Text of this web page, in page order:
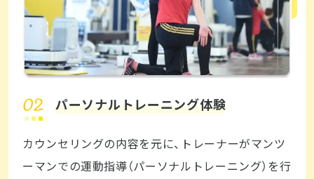
パーソナルトレーニング体験
カウンセリングの内容を元に、トレーナーがマンツ
ーマンでの運動指導（パーソナルトレーニング）を行